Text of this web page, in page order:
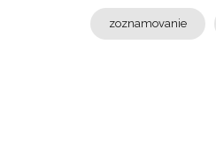
zoznamovanie